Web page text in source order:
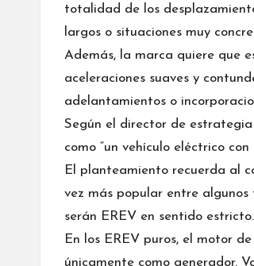
totalidad de los
largos o situaciones muy
Además, la marca quiere que
aceleraciones suaves y
adelantamientos o
Según el director de estrategia
como “un vehículo eléctrico
El planteamiento recuerda al
vez más popular entre
serán EREV en sentido estricto.
En los EREV puros, el motor
únicamente como generador.